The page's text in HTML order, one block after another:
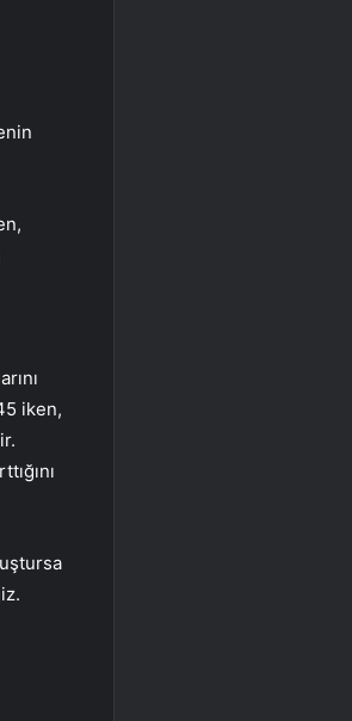
iken,